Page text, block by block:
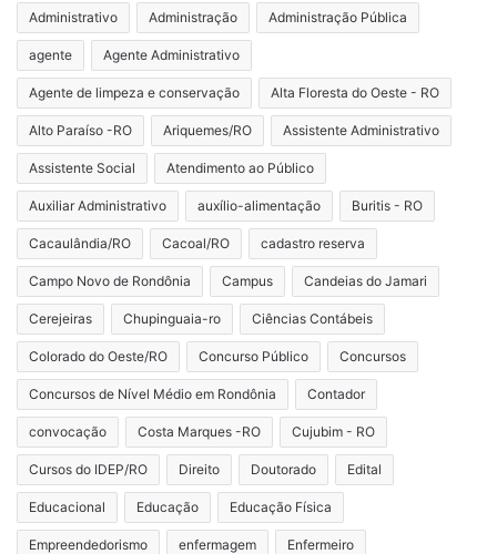
Administrativo Administração Administração Pública
agente Agente Administrativo
Agente de limpeza e conservação Alta Floresta do Oeste - RO
Alto Paraíso -RO Ariquemes/RO Assistente Administrativo
Assistente Social Atendimento ao Público
Auxiliar Administrativo auxílio-alimentação Buritis - RO
Cacaulândia/RO Cacoal/RO cadastro reserva
Campo Novo de Rondônia Campus Candeias do Jamari
Cerejeiras Chupinguaia-ro Ciências Contábeis
Colorado do Oeste/RO Concurso Público Concursos
Concursos de Nível Médio em Rondônia Contador
convocação Costa Marques -RO Cujubim - RO
Cursos do IDEP/RO Direito Doutorado Edital
Educacional Educação Educação Física
Empreendedorismo enfermagem Enfermeiro